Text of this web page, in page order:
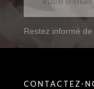
Restez informé
CONTACTEZ-